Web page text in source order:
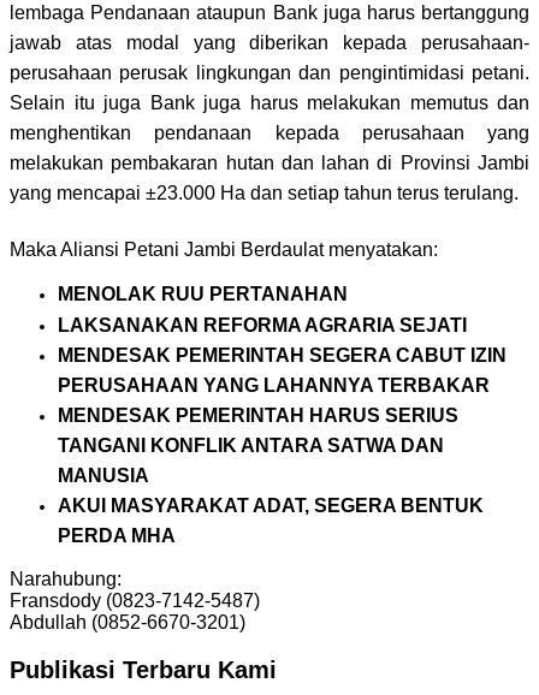
lembaga Pendanaan ataupun Bank juga harus bertanggung
jawab atas modal yang diberikan kepada perusahaan-
perusahaan perusak lingkungan dan pengintimidasi petani.
Selain itu juga Bank juga harus melakukan memutus dan
menghentikan pendanaan kepada perusahaan yang
melakukan pembakaran hutan dan lahan di Provinsi Jambi
yang mencapai ±23.000 Ha dan setiap tahun terus terulang.
Maka Aliansi Petani Jambi Berdaulat menyatakan:
MENOLAK RUU PERTANAHAN
LAKSANAKAN REFORMA AGRARIA SEJATI
MENDESAK PEMERINTAH SEGERA CABUT IZIN
PERUSAHAAN YANG LAHANNYA TERBAKAR
MENDESAK PEMERINTAH HARUS SERIUS
TANGANI KONFLIK ANTARA SATWA DAN
MANUSIA
AKUI MASYARAKAT ADAT, SEGERA BENTUK
PERDA MHA
Narahubung:
Fransdody (0823-7142-5487)
Abdullah (0852-6670-3201)
Publikasi Terbaru Kami